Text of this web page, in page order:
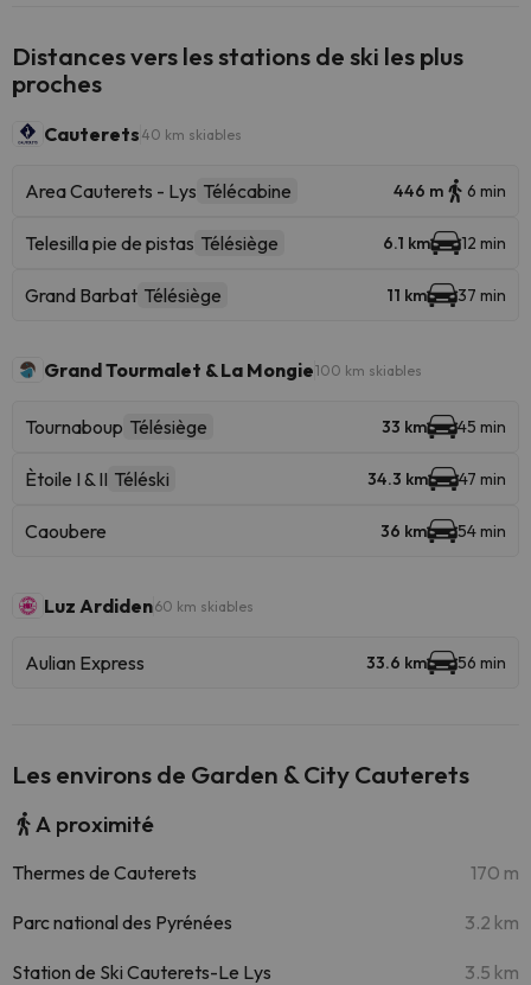
Distances vers les stations de ski les plus
proches
Cauterets 40 km skiables
Area Cauterets - Lys Télécabine 446 m 6 min
Telesilla pie de pistas Télésiège 6.1 km 12 min
Grand Barbat Télésiège 11 km 37 min
Grand Tourmalet & La Mongie100 km skiables
Tournaboup Télésiège 33 km 45 min
Ètoile I & II Téléski 34.3 km 47 min
Caoubere 36 km 54 min
Luz Ardiden60 km skiables
Aulian Express 33.6 km 56 min
Les environs de Garden & City Cauterets
A proximité
Thermes de Cauterets 170 m
Parc national des Pyrénées 3.2 km
Station de Ski Cauterets-Le Lys 3.5 km